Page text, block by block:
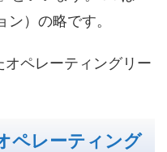
）の略です。
ペレーティングリー
ペレーティング